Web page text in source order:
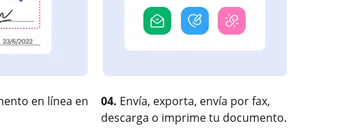
en línea en
04. Envía, exporta, envía por fax,
descarga o imprime tu documento.